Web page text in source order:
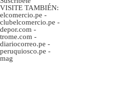
VISITE TAMBIÉN:
elcomercio.pe -
clubelcomercio.pe -
depor.com -
trome.com -
diariocorreo.pe -
peruquiosco.pe -
mag